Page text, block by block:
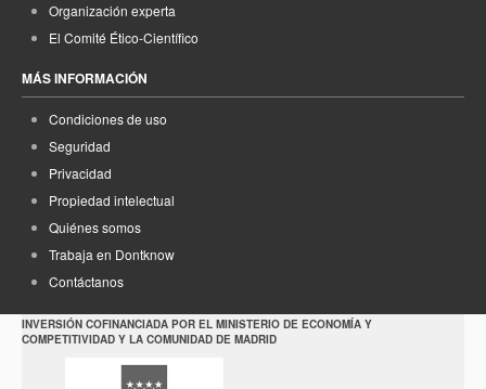
Organización experta
El Comité Ético-Científico
MÁS INFORMACIÓN
Condiciones de uso
Seguridad
Privacidad
Propiedad intelectual
Quiénes somos
Trabaja en Dontknow
Contáctanos
INVERSIÓN COFINANCIADA POR EL MINISTERIO DE ECONOMÍA Y
COMPETITIVIDAD Y LA COMUNIDAD DE MADRID